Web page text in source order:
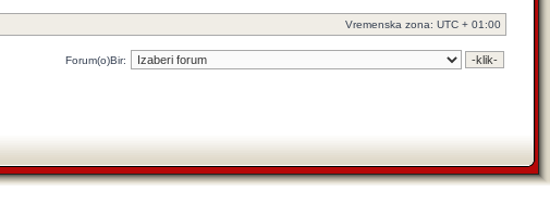
Vremenska zona: UTC + 01:00
Forum(o)Bir: